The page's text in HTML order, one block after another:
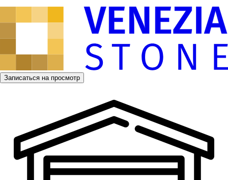
Записаться на просмотр